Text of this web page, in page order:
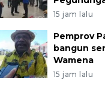
15 jam lalu
Pemprov
bangun
Wamena
15 jam lalu